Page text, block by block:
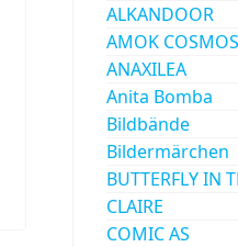
ALKANDOOR
AMOK COSMOS
ANAXILEA
Anita Bomba
Bildbände
Bildermärchen
BUTTERFLY IN
CLAIRE
COMIC AS